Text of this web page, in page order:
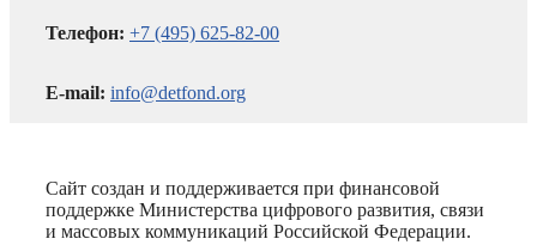
Телефон: +7 (495) 625-82-00
E-mail: info@detfond.org
Сайт создан и поддерживается при финансовой
поддержке Министерства цифрового развития, связи
и массовых коммуникаций Российской Федерации.